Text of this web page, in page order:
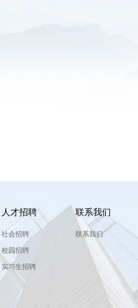
人才招聘
社会招聘
校园招聘
实习生招聘
联系我们
联系我们